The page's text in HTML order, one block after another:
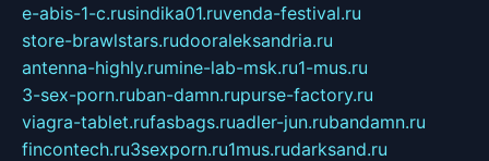
e-abis-1-c.rusindika01.ruvenda-festival.ru
store-brawlstars.rudooraleksandria.ru
antenna-highly.rumine-lab-msk.ru1-mus.ru
3-sex-porn.ruban-damn.rupurse-factory.ru
viagra-tablet.rufasbags.ruadler-jun.rubandamn.ru
fincontech.ru3sexporn.ru1mus.rudarksand.ru